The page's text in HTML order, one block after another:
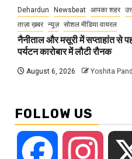
Dehardun Newsbeat आपका शहर
ताज़ा ख़बर न्यूज़ सोशल मीडिया वायरल
नैनीताल और मसूरी में सप्ताहांत से
पर्यटन कारोबार में लौटी रौनक
August 6, 2026 Yoshita
FOLLOW US
Facebook